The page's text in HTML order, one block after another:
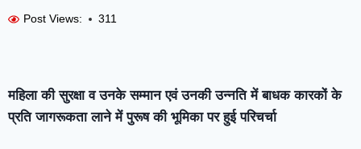
Post Views: 311
महिला की सुरक्षा व उनके सम्मान एवं उनकी उन्नति में बाधक कारकों के
प्रति जागरूकता लाने में पुरूष की भूमिका पर हुई परिचर्चा